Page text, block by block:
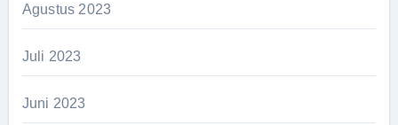
Agustus 2023
Juli 2023
Juni 2023